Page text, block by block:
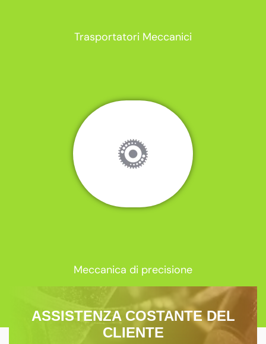
Trasportatori Meccanici
Meccanica di precisione
ASSISTENZA COSTANTE DEL
CLIENTE